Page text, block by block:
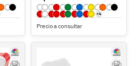
+4
Precio a consultar